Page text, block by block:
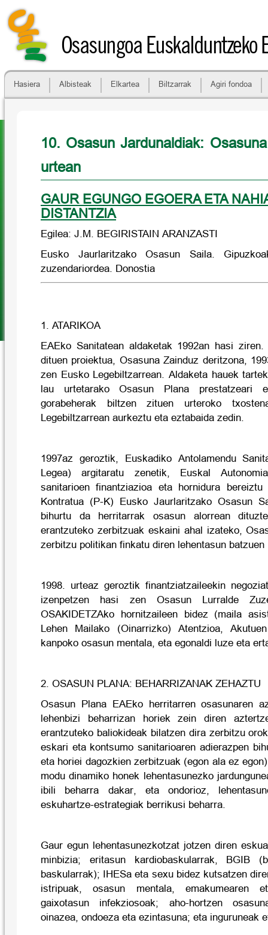
Osasungoa Euskalduntzeko
Hasiera Albisteak Elkartea Biltzarrak Agiri fondoa
10. Osasun Jardunaldiak:
urtean
GAUR EGUNGO EGOERA ETA
DISTANTZIA
Egilea: J.M. BEGIRISTAIN ARANZASTI
Eusko Jaurlaritzako Osasun Saila.
zuzendariordea. Donostia
1. ATARIKOA
EAEko Sanitatean aldaketak 1992an hasi
dituen proiektua, Osasuna Zainduz deritzona,
zen Eusko Legebiltzarrean. Aldaketa hauek
lau urtetarako Osasun Plana prestatzeari
gorabeherak biltzen zituen urteroko
Legebiltzarrean aurkeztu eta eztabaida zedin.
1997az geroztik, Euskadiko Antolamendu
Legea) argitaratu zenetik, Euskal
sanitarioen finantziazioa eta hornidura
Kontratua (P-K) Eusko Jaurlaritzako Osasun
bihurtu da herritarrak osasun alorrean
erantzuteko zerbitzuak eskaini ahal izateko,
zerbitzu politikan finkatu diren lehentasun batzuen
1998. urteaz geroztik finantziatzaileekin
izenpetzen hasi zen Osasun Lurralde
OSAKIDETZAko hornitzaileen bidez (maila
Lehen Mailako (Oinarrizko) Atentzioa,
kanpoko osasun mentala, eta egonaldi luze eta
2. OSASUN PLANA: BEHARRIZANAK ZEHAZTU
Osasun Plana EAEko herritarren osasunaren
lehenbizi beharrizan horiek zein diren
erantzuteko baliokideak bilatzen dira zerbitzu
eskari eta kontsumo sanitarioaren adierazpen
eta horiei dagozkien zerbitzuak (egon ala ez
modu dinamiko honek lehentasunezko
ibili beharra dakar, eta ondorioz,
eskuhartze-estrategiak berrikusi beharra.
Gaur egun lehentasunezkotzat jotzen diren
minbizia; eritasun kardiobaskularrak, BGIB
baskularrak); IHESa eta sexu bidez kutsatzen
istripuak, osasun mentala, emakumearen
gaixotasun infekziosoak; aho-hortzen
oinazea, ondoeza eta ezintasuna; eta inguruneak